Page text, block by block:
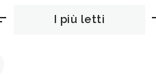
I più letti